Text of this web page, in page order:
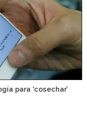
para ‘cosechar’